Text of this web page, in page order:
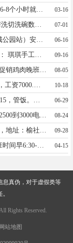
配送员招聘：薪资到手6-8k 每天工作满6-8个小时就可以了。时间自由，每月发2次工资，1号发一次，25号发一次。还有超市的一些岗位，主要送超市的包裹，由理货员打包好，您负责送过去就行。提供车子衣服装备。可以管住，太原六城区就近分配。各种奖励拉满。 详情联系:16636666316卢（微信同号）（工作时间：早9-晚6，其余时间加微信了解） 03-16
07-01
招聘太原2号线地铁站（长风街站—龙城公园站）安检、安保人员。 1、男女不限，白班：男18-45周岁、 女18—50周岁2、签定合同，管吃管住，工资2550+500（五险补助）入职三个月可以上五险。3、上班时间：工作时长8小时，早班6:00—14:00，晚班14:00—22:30， 06-16
09-16
08-05
10-18
06-29
胜利桥西校园奶茶店招聘员工一名工资2500到3000电话15235157003 08-24
09-28
单位食堂招摘菜工1人，55岁以下，上班时间早6:30-2:30工资2500周六日休息，节假日休息，微信不回，府西街税务局，电话13623600491 04-15
息真伪，对于虚假类等
Rights Reserved.
网站地图